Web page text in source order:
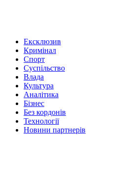
Ексклюзив
Кримінал
Спорт
Суспільство
Влада
Культура
Аналітика
Бізнес
Без кордонів
Технології
Новини партнерів